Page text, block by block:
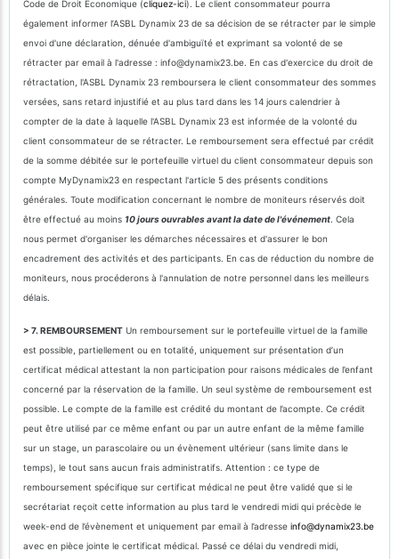
Code de Droit Economique (cliquez-ici). Le client consommateur pourra
également informer l’ASBL Dynamix 23 de sa décision de se rétracter par le simple
envoi d'une déclaration, dénuée d'ambiguïté et exprimant sa volonté de se
rétracter par email à l'adresse : info@dynamix23.be. En cas d'exercice du droit de
rétractation, l'ASBL Dynamix 23 remboursera le client consommateur des sommes
versées, sans retard injustifié et au plus tard dans les 14 jours calendrier à
compter de la date à laquelle l'ASBL Dynamix 23 est informée de la volonté du
client consommateur de se rétracter. Le remboursement sera effectué par crédit
de la somme débitée sur le portefeuille virtuel du client consommateur depuis son
compte MyDynamix23 en respectant l'article 5 des présents conditions
générales. Toute modification concernant le nombre de moniteurs réservés doit
être effectué au moins 10 jours ouvrables avant la date de l'événement . Cela
nous permet d'organiser les démarches nécessaires et d'assurer le bon
encadrement des activités et des participants. En cas de réduction du nombre de
moniteurs, nous procéderons à l'annulation de notre personnel dans les meilleurs
délais.
> 7. REMBOURSEMENT Un remboursement sur le portefeuille virtuel de la famille
est possible, partiellement ou en totalité, uniquement sur présentation d’un
certificat médical attestant la non participation pour raisons médicales de l’enfant
concerné par la réservation de la famille. Un seul système de remboursement est
possible. Le compte de la famille est crédité du montant de l’acompte. Ce crédit
peut être utilisé par ce même enfant ou par un autre enfant de la même famille
sur un stage, un parascolaire ou un évènement ultérieur (sans limite dans le
temps), le tout sans aucun frais administratifs. Attention : ce type de
remboursement spécifique sur certificat médical ne peut être validé que si le
secrétariat reçoit cette information au plus tard le vendredi midi qui précède le
week-end de l’évènement et uniquement par email à l’adresse info@dynamix23.be
avec en pièce jointe le certificat médical. Passé ce délai du vendredi midi,